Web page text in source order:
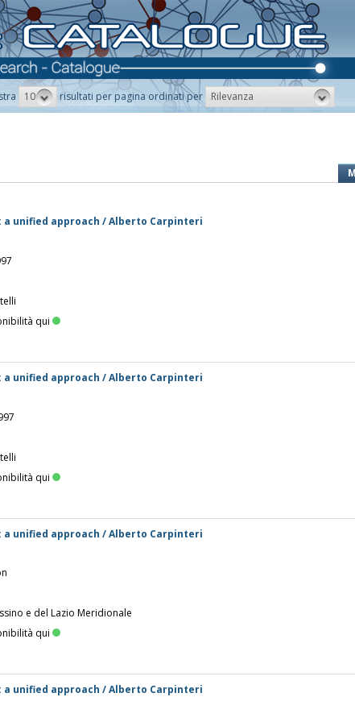
10 risultati per pagina ordinati per Rilevanza
unified approach / Alberto Carpinteri
qui
unified approach / Alberto Carpinteri
qui
unified approach / Alberto Carpinteri
e del Lazio Meridionale
qui
unified approach / Alberto Carpinteri